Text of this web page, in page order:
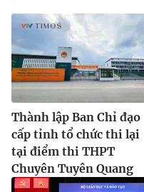
Thành lập Ban Chỉ đạo
cấp tỉnh tổ chức thi lại
tại điểm thi THPT
Chuyên Tuyên Quang